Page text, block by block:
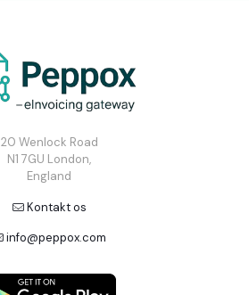
20 Wenlock Road
N1 7GU London,
England
Kontakt os
info@peppox.com